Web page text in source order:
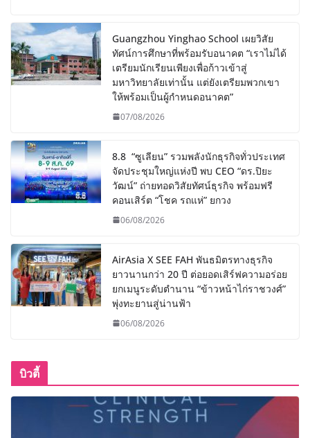
Guangzhou Yinghao School เผยวิสัย
ทัศน์การศึกษาที่พร้อมรับอนาคต “เราไม่ได้
เตรียมนักเรียนเพียงเพื่อก้าวเข้าสู่
มหาวิทยาลัยเท่านั้น แต่ยังเตรียมพวกเขา
ให้พร้อมเป็นผู้กำหนดอนาคต”
07/08/2026
8.8 “ซูเลียน” รวมพลังนักธุรกิจทั่วประเทศ
จัดประชุมใหญ่แห่งปี พบ CEO “ดร.ปิยะ
วัฒน์” ถ่ายทอดวิสัยทัศน์ธุรกิจ พร้อมฟรี
คอนเสิร์ต “โชค รถแห่” ยกวง
06/08/2026
AirAsia X SEE FAH พันธมิตรทางธุรกิจ
ยาวนานกว่า 20 ปี ต่อยอดเสิร์ฟความอร่อย
ยกเมนูระดับตำนาน “ข้าวหน้าไก่ราชวงศ์”
พุ่งทะยานสู่น่านฟ้า
06/08/2026
บิวตี้